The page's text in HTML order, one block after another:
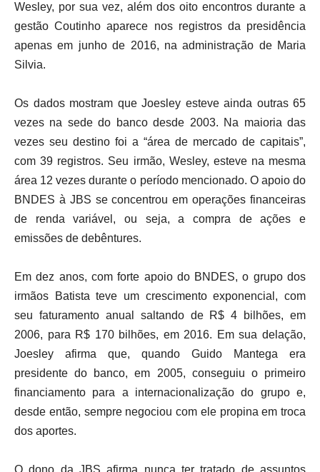
Wesley, por sua vez, além dos oito encontros durante a
gestão Coutinho aparece nos registros da presidência
apenas em junho de 2016, na administração de Maria
Silvia.
Os dados mostram que Joesley esteve ainda outras 65
vezes na sede do banco desde 2003. Na maioria das
vezes seu destino foi a “área de mercado de capitais”,
com 39 registros. Seu irmão, Wesley, esteve na mesma
área 12 vezes durante o período mencionado. O apoio do
BNDES à JBS se concentrou em operações financeiras
de renda variável, ou seja, a compra de ações e
emissões de debêntures.
Em dez anos, com forte apoio do BNDES, o grupo dos
irmãos Batista teve um crescimento exponencial, com
seu faturamento anual saltando de R$ 4 bilhões, em
2006, para R$ 170 bilhões, em 2016. Em sua delação,
Joesley afirma que, quando Guido Mantega era
presidente do banco, em 2005, conseguiu o primeiro
financiamento para a internacionalização do grupo e,
desde então, sempre negociou com ele propina em troca
dos aportes.
O dono da JBS afirma nunca ter tratado de assuntos